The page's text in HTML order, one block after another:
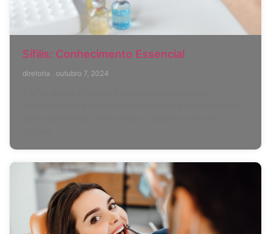
Sífilis: Conhecimento Essencial
diretoria outubro 7, 2024